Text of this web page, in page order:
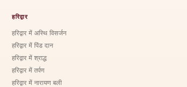
हरिद्वार
हरिद्वार में अस्थि विसर्जन
हरिद्वार में पिंड दान
हरिद्वार में श्राद्ध
हरिद्वार में तर्पण
हरिद्वार में नारायण बली